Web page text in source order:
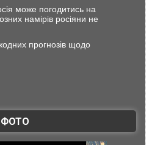
може погодитись на
намірів росіяни не
прогнозів щодо
ФОТО